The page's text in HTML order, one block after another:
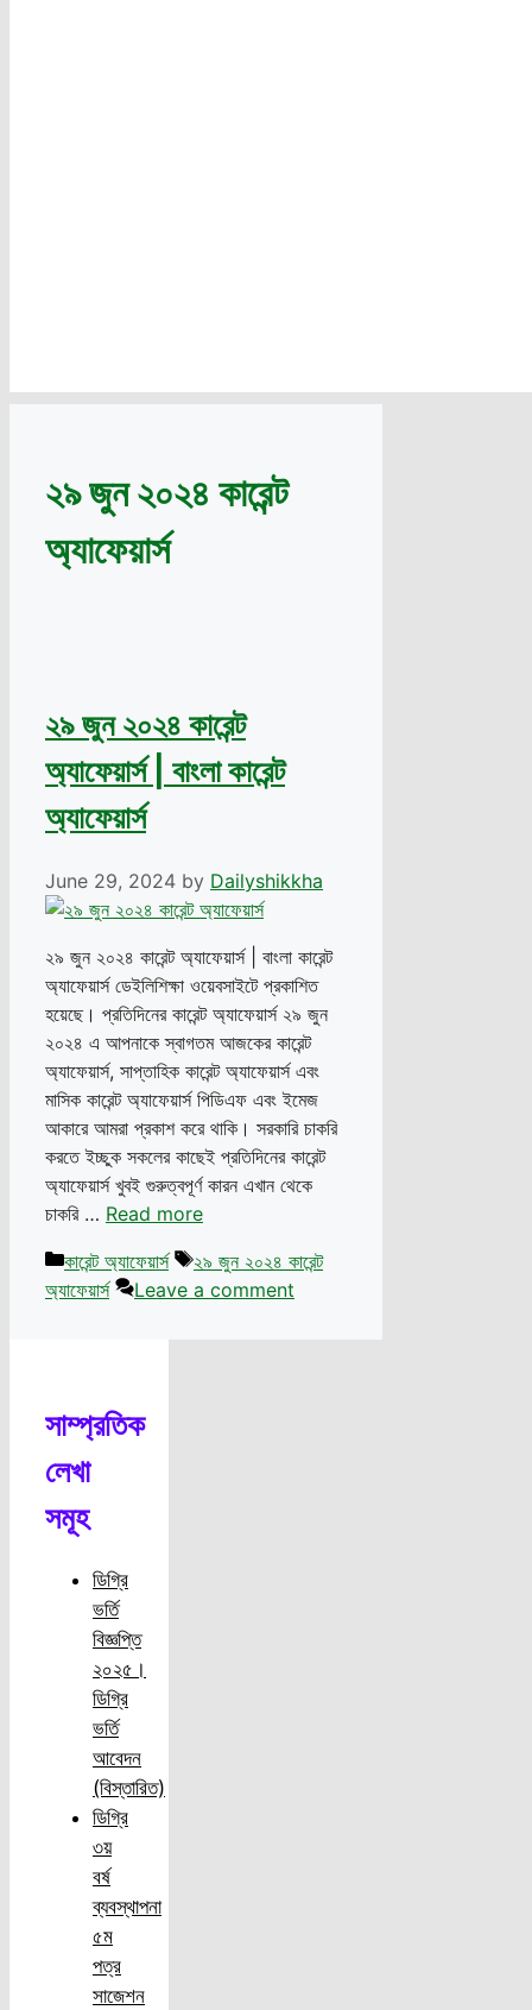
২৯ জুন ২০২৪ কারেন্ট
অ্যাফেয়ার্স
২৯ জুন ২০২৪ কারেন্ট
অ্যাফেয়ার্স | বাংলা কারেন্ট
অ্যাফেয়ার্স
June 29, 2024 by Dailyshikkha
২৯ জুন ২০২৪ কারেন্ট অ্যাফেয়ার্স | বাংলা কারেন্ট
অ্যাফেয়ার্স ডেইলিশিক্ষা ওয়েবসাইটে প্রকাশিত
হয়েছে। প্রতিদিনের কারেন্ট অ্যাফেয়ার্স ২৯ জুন
২০২৪ এ আপনাকে স্বাগতম আজকের কারেন্ট
অ্যাফেয়ার্স, সাপ্তাহিক কারেন্ট অ্যাফেয়ার্স এবং
মাসিক কারেন্ট অ্যাফেয়ার্স পিডিএফ এবং ইমেজ
আকারে আমরা প্রকাশ করে থাকি। সরকারি চাকরি
করতে ইচ্ছুক সকলের কাছেই প্রতিদিনের কারেন্ট
অ্যাফেয়ার্স খুবই গুরুত্বপূর্ণ কারন এখান থেকে
চাকরি … Read more
Categories
কারেন্ট অ্যাফেয়ার্স Tags
২৯ জুন ২০২৪ কারেন্ট
অ্যাফেয়ার্স
Leave a comment
সাম্প্রতিক
লেখা
সমূহ
ডিগ্রি
ভর্তি
বিজ্ঞপ্তি
২০২৫।
ডিগ্রি
ভর্তি
আবেদন
(বিস্তারিত)
ডিগ্রি
৩য়
বর্ষ
ব্যবস্থাপনা
৫ম
পত্র
সাজেশন